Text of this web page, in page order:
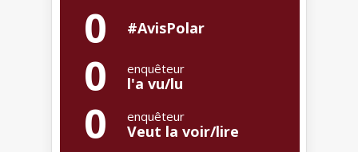
0 #AvisPolar
0 enquêteur
l'a vu/lu
0 enquêteur
Veut la voir/lire